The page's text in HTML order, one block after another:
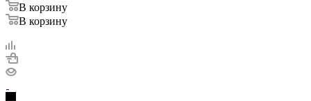
В корзину
В корзину